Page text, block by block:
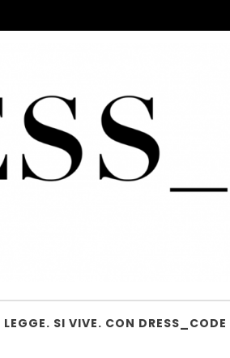
SI VIVE. CON DRESS_CODE